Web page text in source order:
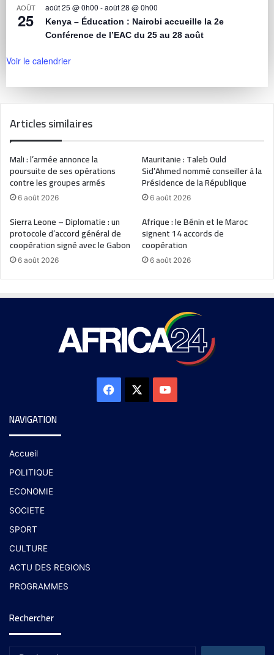
AOÛT
25
août 25 @ 0h00 -août 28 @ 0h00
Kenya – Éducation : Nairobi accueille la 2e
Conférence de l’EAC du 25 au 28 août
Voir le calendrier
Articles similaires
Mali : l’armée annonce la
poursuite de ses opérations
contre les groupes armés
6 août 2026
Mauritanie : Taleb Ould
Sid’Ahmed nommé conseiller à la
Présidence de la République
6 août 2026
Sierra Leone – Diplomatie : un
protocole d’accord général de
coopération signé avec le Gabon
6 août 2026
Afrique : le Bénin et le Maroc
signent 14 accords de
coopération
6 août 2026
NAVIGATION
Accueil
POLITIQUE
ECONOMIE
SOCIETE
SPORT
CULTURE
ACTU DES REGIONS
PROGRAMMES
Rechercher